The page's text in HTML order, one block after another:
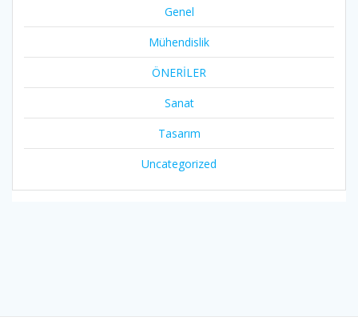
Genel
Mühendislik
ÖNERİLER
Sanat
Tasarım
Uncategorized